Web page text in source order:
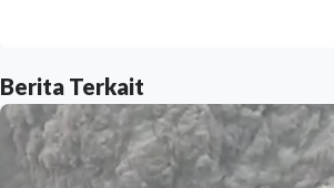
Berita Terkait